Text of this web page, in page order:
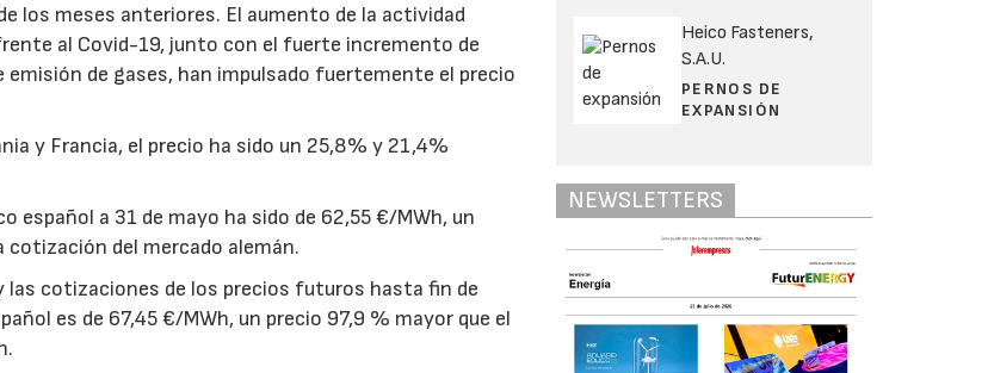
los meses anteriores. El aumento de la actividad
al Covid-19, junto con el fuerte incremento de
de gases, han impulsado fuertemente el precio
y Francia, el precio ha sido un 25,8% y 21,4%
a 31 de mayo ha sido de 62,55 €/MWh, un
cotización del mercado alemán.
las cotizaciones de los precios futuros hasta fin de
es de 67,45 €/MWh, un precio 97,9 % mayor que el
Heico Fasteners,
S.A.U.
PERNOS DE
EXPANSIÓN
NEWSLETTERS